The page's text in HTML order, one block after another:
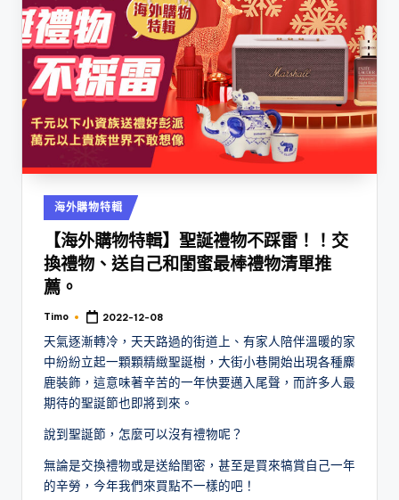
Posted
in
海外購物特輯
【海外購物特輯】聖誕禮物不踩雷！！交
換禮物、送自己和閨蜜最棒禮物清單推
薦。
Posted
Timo 2022-12-08
天氣逐漸轉冷，天天路過的街道上、有家人陪伴溫暖的家
中紛紛立起一顆顆精緻聖誕樹，大街小巷開始出現各種麋
鹿裝飾，這意味著辛苦的一年快要邁入尾聲，而許多人最
期待的聖誕節也即將到來。
說到聖誕節，怎麼可以沒有禮物呢？
無論是交換禮物或是送給閨密，甚至是買來犒賞自己一年
的辛勞，今年我們來買點不一樣的吧！